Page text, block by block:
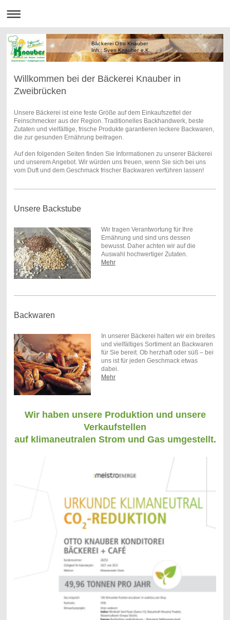
Bäckerei Otto Knauber
Inh.: Sven Knauber e.K.
Willkommen bei der Bäckerei Knauber in
Zweibrücken
Unsere Bäckerei ist eine feste Größe auf dem Einkaufszettel der
Feinschmecker aus der Region. Traditionelles Backhandwerk, beste
Zutaten und vielfältige, frische Produkte garantieren leckere Backwaren,
die zur gesunden Ernährung beitragen.
Auf den folgenden Seiten finden Sie Informationen zu unserer Bäckerei
und unserem Angebot. Wir würden uns freuen, wenn Sie sich bei uns
vom Duft und dem Geschmack frischer Backwaren verführen lassen!
Unsere Backstube
Wir tragen Verantwortung für Ihre
Ernährung und sind uns dessen
bewusst. Daher achten wir auf die
Auswahl hochwertiger Zutaten.
Mehr
Backwaren
In unserer Bäckerei halten wir ein breites
und vielfältiges Sortiment an Backwaren
für Sie bereit. Ob herzhaft oder süß – bei
uns ist für jeden Geschmack etwas
dabei.
Mehr
Wir haben unsere Produktion und unsere
Verkaufstellen
auf klimaneutralen Strom und Gas umgestellt.